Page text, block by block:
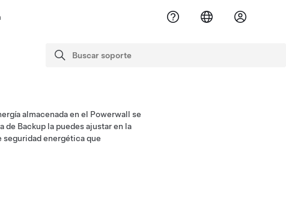
Buscar soporte
buscar
almacenada en el Powerwall se
de Backup la puedes ajustar en la
seguridad energética que